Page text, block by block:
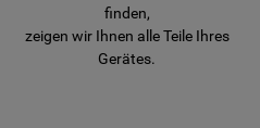
finden,
zeigen wir Ihnen alle Teile Ihres
Gerätes.